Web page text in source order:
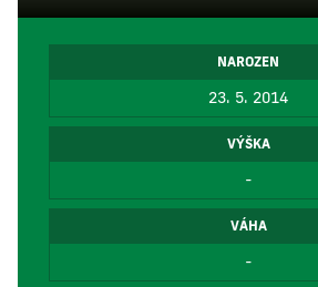
NAROZEN
23. 5. 2014
VÝŠKA
-
VÁHA
-